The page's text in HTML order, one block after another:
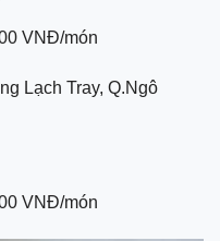
VNĐ/món
Lạch Tray, Q.Ngô
VNĐ/món